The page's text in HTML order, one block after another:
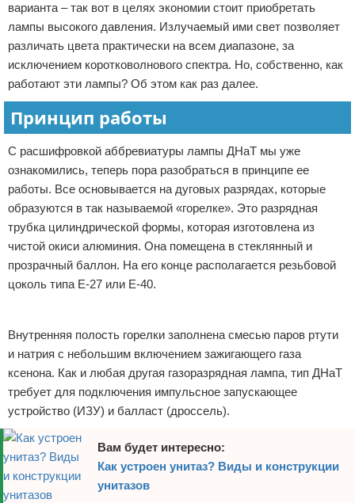
варианта – так вот в целях экономии стоит приобретать
лампы высокого давления. Излучаемый ими свет позволяет
различать цвета практически на всем диапазоне, за
исключением коротковолнового спектра. Но, собственно, как
работают эти лампы? Об этом как раз далее.
Принцип работы
С расшифровкой аббревиатуры лампы ДНаТ мы уже
ознакомились, теперь пора разобраться в принципе ее
работы. Все основывается на дуговых разрядах, которые
образуются в так называемой «горелке». Это разрядная
трубка цилиндрической формы, которая изготовлена из
чистой окиси алюминия. Она помещена в стеклянный и
прозрачный баллон. На его конце располагается резьбовой
цоколь типа Е-27 или Е-40.
Внутренняя полость горелки заполнена смесью паров ртути
и натрия с небольшим включением зажигающего газа
ксенона. Как и любая другая газоразрядная лампа, тип ДНаТ
требует для подключения импульсное запускающее
устройство (ИЗУ) и балласт (дроссель).
Вам будет интересно:
Как устроен унитаз? Виды и конструкции
унитазов